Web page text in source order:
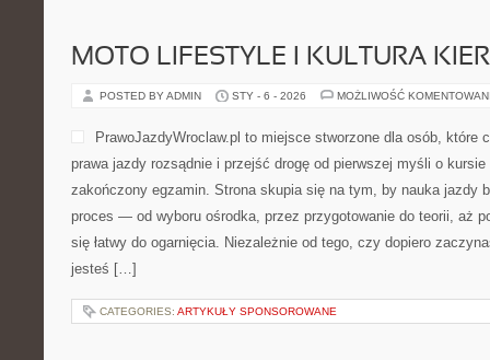
MOTO LIFESTYLE I KULTURA
POSTED BY ADMIN STY - 6 - 2026 MOŻLIWOŚĆ
PrawoJazdyWroclaw.pl to miejsce stworzone dla osób, które
prawa jazdy rozsądnie i przejść drogę od pierwszej myśli o
zakończony egzamin. Strona skupia się na tym, by nauka jazdy
proces — od wyboru ośrodka, przez przygotowanie do teorii, aż
się łatwy do ogarnięcia. Niezależnie od tego, czy dopiero
jesteś […]
CATEGORIES: ARTYKUŁY SPONSOROWANE